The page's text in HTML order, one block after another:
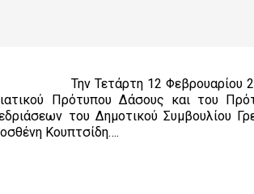
Την Τετάρτη 12 Φεβρουαρίου
Πρότυπου Δάσους και του
του Δημοτικού Συμβουλίου
Κουπτσίδη….